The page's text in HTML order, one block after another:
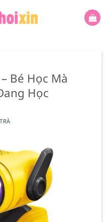
Bé Học Mà
Học